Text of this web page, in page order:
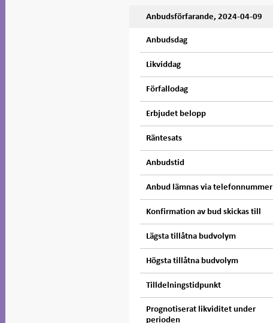
Anbudsförfarande, 2024-04-09
Anbudsdag
Likviddag
Förfallodag
Erbjudet belopp
Räntesats
Anbudstid
Anbud lämnas via telefonnummer
Konfirmation av bud skickas till
Lägsta tillåtna budvolym
Högsta tillåtna budvolym
Tilldelningstidpunkt
Prognotiserat likviditet under
perioden